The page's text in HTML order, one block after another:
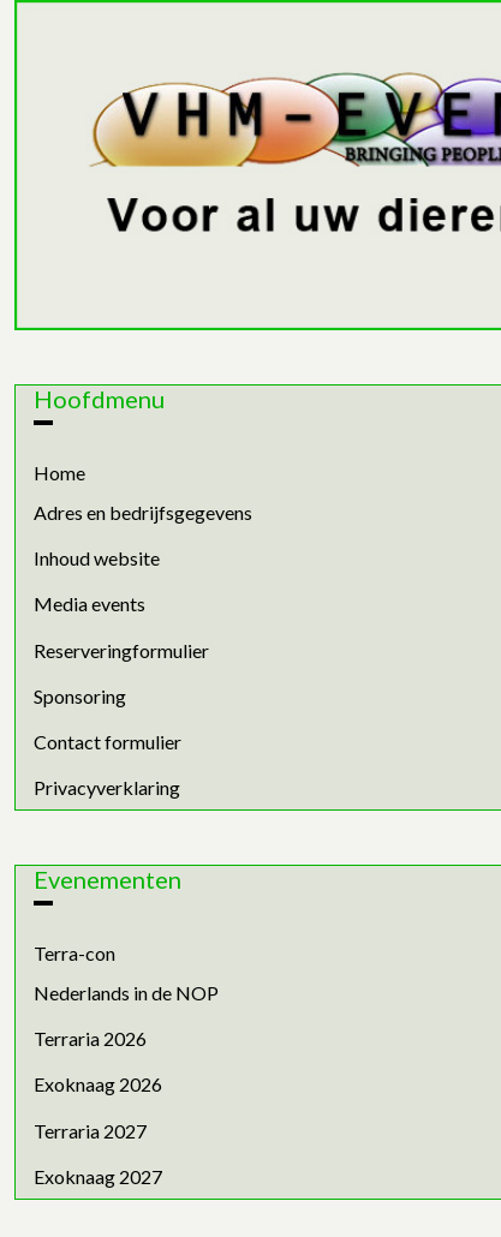
Hoofdmenu
Home
Adres en bedrijfsgegevens
Inhoud website
Media events
Reserveringformulier
Sponsoring
Contact formulier
Privacyverklaring
Evenementen
Terra-con
Nederlands in de NOP
Terraria 2026
Exoknaag 2026
Terraria 2027
Exoknaag 2027